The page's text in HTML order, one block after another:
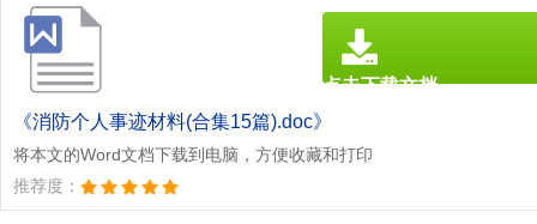
《消防个人事迹材料(合集15篇).doc》
将本文的Word文档下载到电脑，方便收藏和打印
推荐度：
点击下载文档